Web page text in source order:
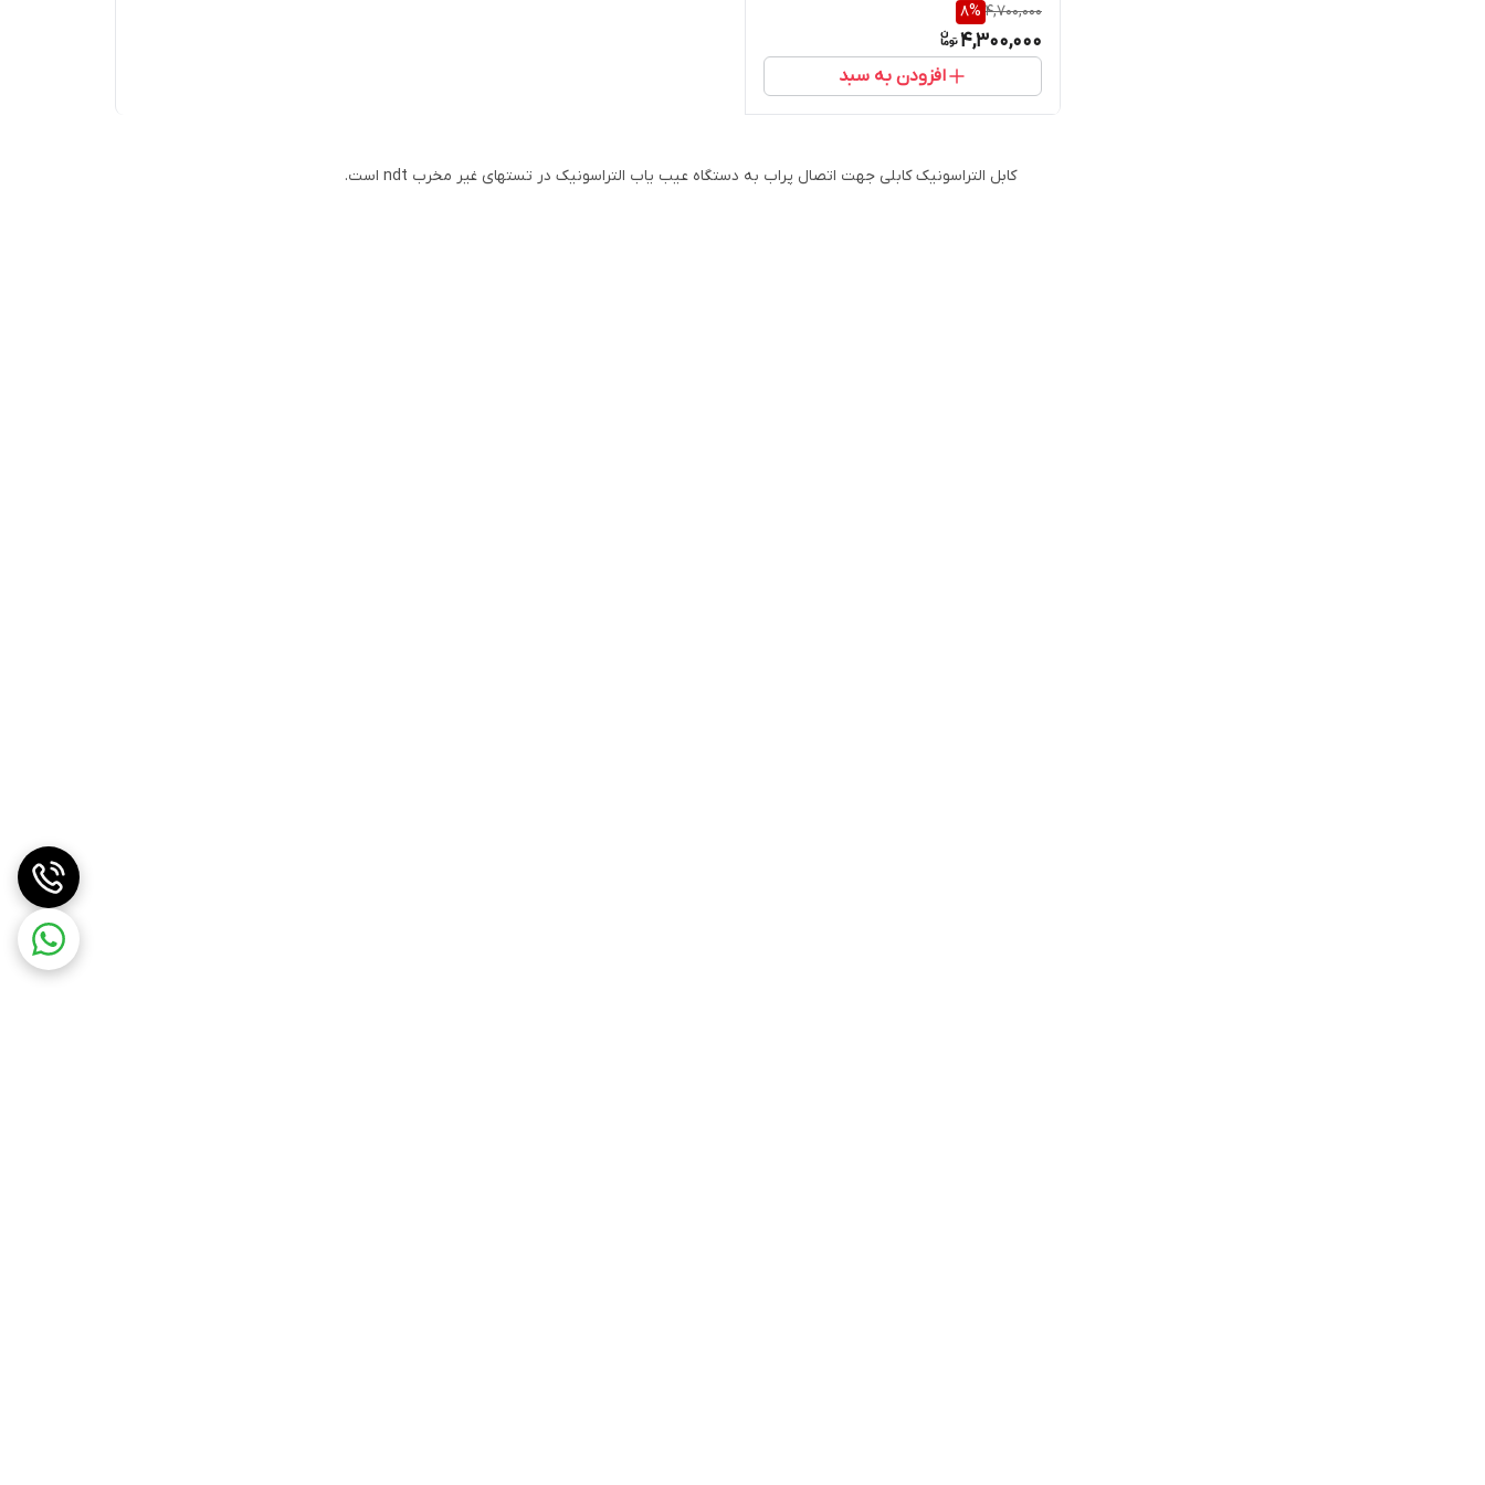
4,700,000
8%
4,300,000
افزودن به سبد
کابل التراسونیک کابلی جهت اتصال پراب به دستگاه عیب یاب التراسونیک در تستهای غیر مخرب ndt است.